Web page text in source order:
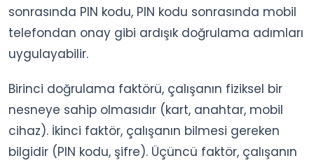
sonrasında PIN kodu, PIN kodu sonrasında mobil
telefondan onay gibi ardışık doğrulama adımları
uygulayabilir.
Birinci doğrulama faktörü, çalışanın fiziksel bir
nesneye sahip olmasıdır (kart, anahtar, mobil
cihaz). İkinci faktör, çalışanın bilmesi gereken
bilgidir (PIN kodu, şifre). Üçüncü faktör, çalışanın